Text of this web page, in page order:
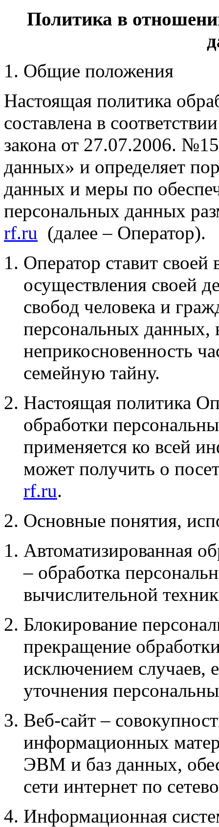
Политика в
1. Общие положения
Настоящая политика
составлена в
закона от 27.07.2006.
данных» и определяет
данных и меры по
персональных данных
rf.ru (далее – Оператор).
Оператор ставит
осуществления своей
свобод человека и
персональных данных,
неприкосновенность
семейную тайну.
Настоящая политика
обработки
применяется ко всей
может получить о
rf.ru.
2. Основные понятия,
Автоматизированная
– обработка
вычислительной
Блокирование
прекращение
исключением случаев,
уточнения
Веб-сайт –
информационных
ЭВМ и баз данных,
сети интернет по
Информационная